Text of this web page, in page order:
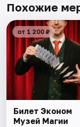
Похожие
от 1 200 ₽
Билет Эконом
Музей Магии